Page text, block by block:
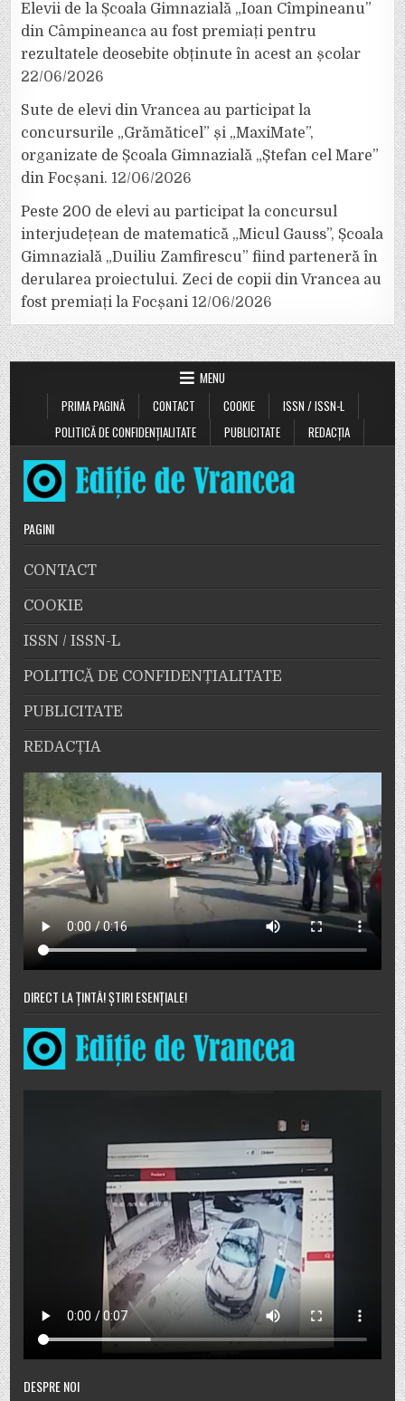
Elevii de la Școala Gimnazială „Ioan Cîmpineanu”
din Câmpineanca au fost premiați pentru
rezultatele deosebite obținute în acest an școlar
22/06/2026
Sute de elevi din Vrancea au participat la
concursurile „Grămăticel” și „MaxiMate”,
organizate de Școala Gimnazială „Ștefan cel Mare”
din Focșani. 12/06/2026
Peste 200 de elevi au participat la concursul
interjudețean de matematică „Micul Gauss”, Școala
Gimnazială „Duiliu Zamfirescu” fiind parteneră în
derularea proiectului. Zeci de copii din Vrancea au
fost premiați la Focșani 12/06/2026
MENU
PRIMA PAGINĂ
CONTACT COOKIE
ISSN / ISSN-L
POLITICĂ DE CONFIDENȚIALITATE
PUBLICITATE REDACȚIA
PAGINI
CONTACT
COOKIE
ISSN / ISSN-L
POLITICĂ DE CONFIDENȚIALITATE
PUBLICITATE
REDACȚIA
DIRECT LA ȚINTĂ! ȘTIRI ESENȚIALE!
DESPRE NOI